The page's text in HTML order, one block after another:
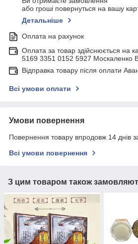
або гроші повернуться на вашу
Детальніше
Оплата на рахунок
Оплата за товар здійснюється на
5169 3351 0152 5927 Москаленко
Відправка товару після оплати
Всі умови оплати
Умови повернення
Повернення товару впродовж 14 днів
Всі умови повернення
З цим товаром також